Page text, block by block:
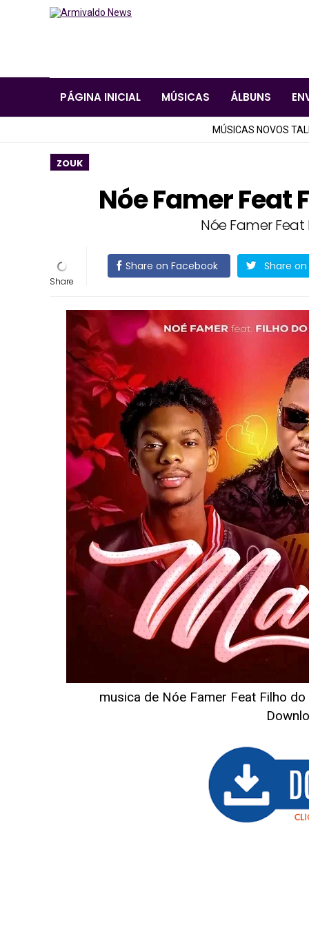
PÁGINA INICIAL MÚSICAS ÁLBUNS
MÚSICAS NOVOS
ZOUK
Nóe Famer Feat
Nóe Famer
Share on Facebook Share
musica de Nóe Famer Feat Filho